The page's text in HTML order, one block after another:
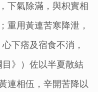
下氣除滿，與枳實相
重用黃連苦寒降泄，
下痞及宿食不消，
》）佐以半夏散結
連相伍，辛開苦降以